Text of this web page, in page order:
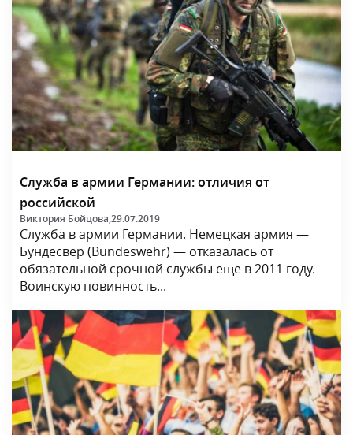
Служба в армии Германии: отличия от
российской
Виктория Бойцова,29.07.2019
Служба в армии Германии. Немецкая армия —
Бундесвер (Bundeswehr) — отказалась от
обязательной срочной службы еще в 2011 году.
Воинскую повинность...